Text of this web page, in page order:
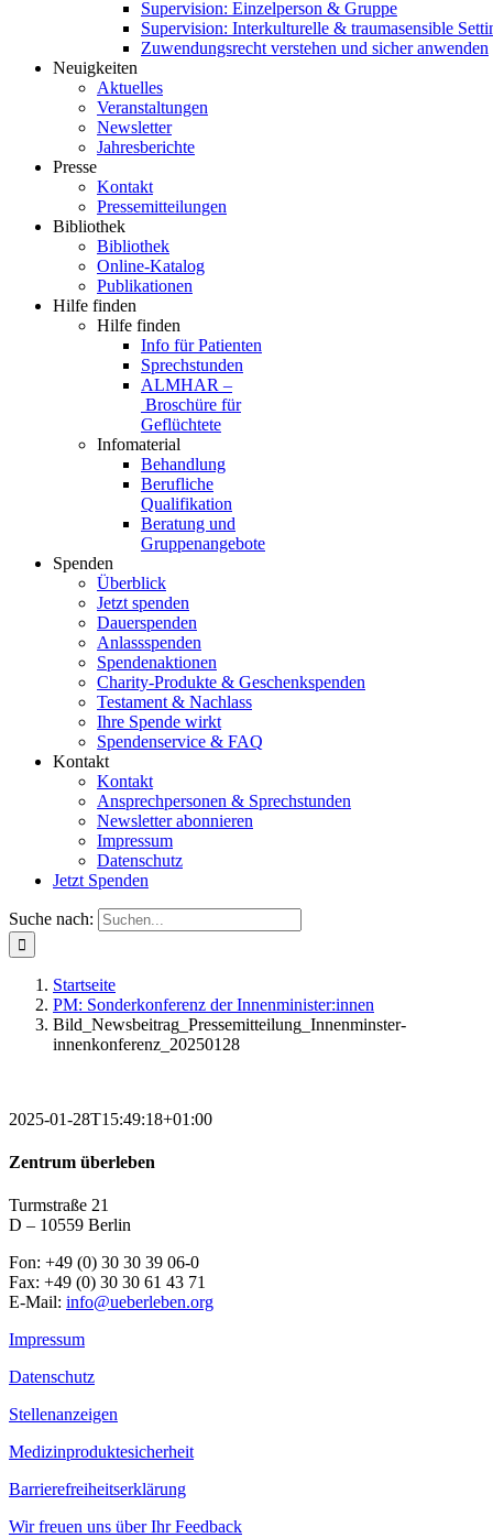
Supervision: Einzelperson & Gruppe
Supervision: Interkulturelle & traumasensible
Zuwendungsrecht verstehen und sicher anwenden
Neuigkeiten
Aktuelles
Veranstaltungen
Newsletter
Jahresberichte
Presse
Kontakt
Pressemitteilungen
Bibliothek
Bibliothek
Online-Katalog
Publikationen
Hilfe finden
Hilfe finden
Info für Patienten
Sprechstunden
ALMHAR –
Broschüre für
Geflüchtete
Infomaterial
Behandlung
Berufliche
Qualifikation
Beratung und
Gruppenangebote
Spenden
Überblick
Jetzt spenden
Dauerspenden
Anlassspenden
Spendenaktionen
Charity-Produkte & Geschenkspenden
Testament & Nachlass
Ihre Spende wirkt
Spendenservice & FAQ
Kontakt
Kontakt
Ansprechpersonen & Sprechstunden
Newsletter abonnieren
Impressum
Datenschutz
Jetzt Spenden
Suche nach:
Startseite
PM: Sonderkonferenz der Innenminister:innen
Bild_Newsbeitrag_Pressemitteilung_Innenminster-
innenkonferenz_20250128
2025-01-28T15:49:18+01:00
Zentrum überleben
Turmstraße 21
D – 10559 Berlin
Fon: +49 (0) 30 30 39 06-0
Fax: +49 (0) 30 30 61 43 71
E-Mail: info@ueberleben.org
Impressum
Datenschutz
Stellenanzeigen
Medizinproduktesicherheit
Barrierefreiheitserklärung
Wir freuen uns über Ihr Feedback